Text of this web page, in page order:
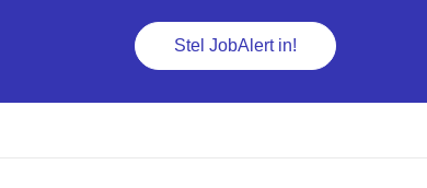
Stel JobAlert in!